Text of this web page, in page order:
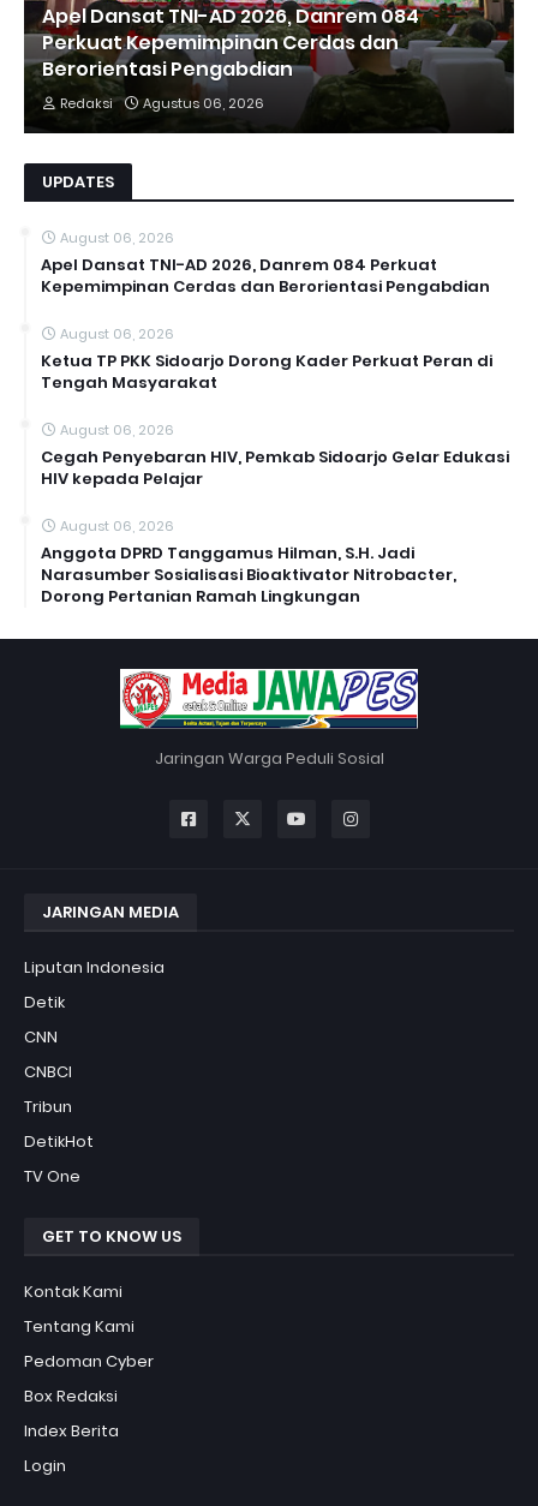
Apel Dansat TNI-AD 2026, Danrem 084
Perkuat Kepemimpinan Cerdas dan
Berorientasi Pengabdian
Redaksi Agustus 06, 2026
UPDATES
August 06, 2026
Apel Dansat TNI-AD 2026, Danrem 084 Perkuat
Kepemimpinan Cerdas dan Berorientasi Pengabdian
August 06, 2026
Ketua TP PKK Sidoarjo Dorong Kader Perkuat Peran di
Tengah Masyarakat
August 06, 2026
Cegah Penyebaran HIV, Pemkab Sidoarjo Gelar Edukasi
HIV kepada Pelajar
August 06, 2026
Anggota DPRD Tanggamus Hilman, S.H. Jadi
Narasumber Sosialisasi Bioaktivator Nitrobacter,
Dorong Pertanian Ramah Lingkungan
Jaringan Warga Peduli Sosial
JARINGAN MEDIA
Liputan Indonesia
Detik
CNN
CNBCI
Tribun
DetikHot
TV One
GET TO KNOW US
Kontak Kami
Tentang Kami
Pedoman Cyber
Box Redaksi
Index Berita
Login